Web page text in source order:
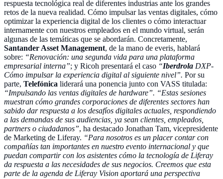
respuesta tecnológica real de diferentes industrias ante los grandes
retos de la nueva realidad. Cómo impulsar las ventas digitales, cómo
optimizar la experiencia digital de los clientes o cómo interactuar
internamente con nuestros empleados en el mundo virtual, serán
algunas de las temáticas que se abordarán. Concretamente,
Santander Asset Management, de la mano de everis, hablará
sobre: “Renovación: una segunda vida para una plataforma
empresarial interna”; y Ricoh presentará el caso “Iberdrola DXP-
Cómo impulsar la experiencia digital al siguiente nivel”. Por su
parte, Telefónica liderará una ponencia junto con VASS titulada:
“Impulsando las ventas digitales de hardware”. “Estas sesiones
muestran cómo grandes corporaciones de diferentes sectores han
sabido dar respuesta a los desafíos digitales actuales, respondiendo
a las demandas de sus audiencias, ya sean clientes, empleados,
partners o ciudadanos”, ha destacado Jonathan Tam, vicepresidente
de Marketing de Liferay. “Para nosotros es un placer contar con
compañías tan importantes en nuestro evento internacional y que
puedan compartir con los asistentes cómo la tecnología de Liferay
da respuesta a las necesidades de sus negocios. Creemos que esta
parte de la agenda de Liferay Vision aportará una perspectiva